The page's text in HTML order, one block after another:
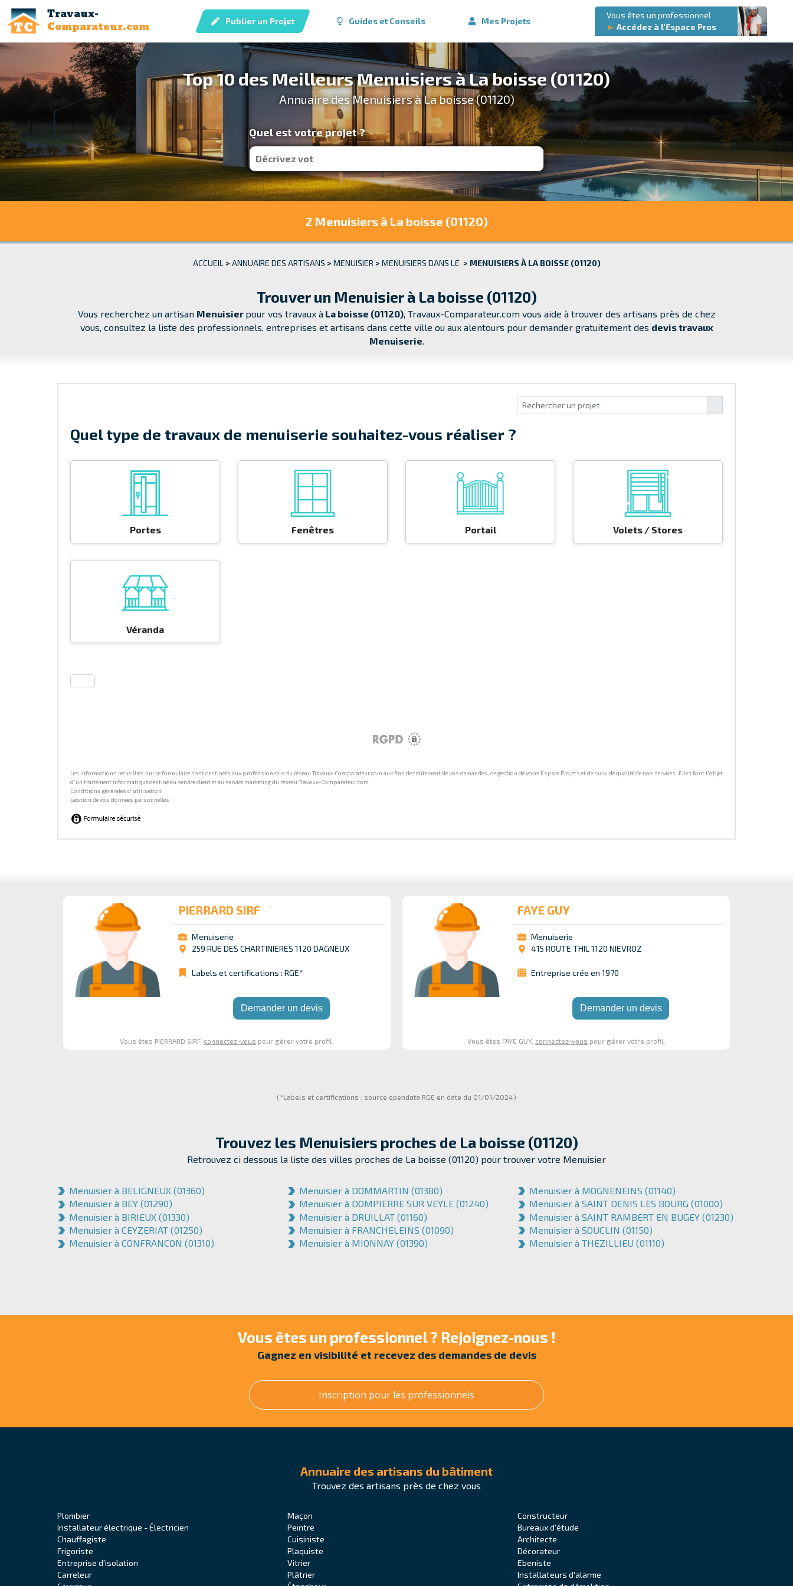
Travaux-
Comparateur.com Publier un Projet Guides et Conseils Mes Projets
Vous êtes un professionnel
➤ Accédez à l'Espace Pros
Top 10 des Meilleurs Menuisiers à La boisse (01120)
Annuaire des Menuisiers à La boisse (01120)
Quel est votre projet ?
2 Menuisiers à La boisse (01120)
ACCUEIL > ANNUAIRE DES ARTISANS > MENUISIER > MENUISIERS DANS LE > MENUISIERS À LA BOISSE (01120)
Trouver un Menuisier à La boisse (01120)
Vous recherchez un artisan Menuisier pour vos travaux àLa boisse (01120), Travaux-Comparateur.com vous aide à trouver des artisans près de chez
vous, consultez la liste des professionnels, entreprises et artisans dans cette ville ou aux alentours pour demander gratuitement des devis travaux
Menuiserie
PIERRARD SIRF
Menuiserie
259 RUE DES CHARTINIERES 1120 DAGNEUX
Labels et certifications : RGE*
Demander un devis
Vous êtes PIERRARD SIRF, connectez-vous pour gérer votre profil.
FAYE GUY
Menuiserie
415 ROUTE THIL 1120 NIEVROZ
Entreprise crée en 1970
Demander un devis
Vous êtes FAYE GUY, connectez-vous pour gérer votre profil.
(*Labels et certifications : source opendata RGE en date du 01/01/2024)
Trouvez les Menuisiers proches de La boisse (01120)
Retrouvez ci dessous la liste des villes proches de La boisse (01120) pour trouver votre Menuisier
Menuisier à BELIGNEUX (01360)
Menuisier à BEY (01290)
Menuisier à BIRIEUX (01330)
Menuisier à CEYZERIAT (01250)
Menuisier à CONFRANCON (01310)
Menuisier à DOMMARTIN (01380)
Menuisier à DOMPIERRE SUR VEYLE (01240)
Menuisier à DRUILLAT (01160)
Menuisier à FRANCHELEINS (01090)
Menuisier à MIONNAY (01390)
Menuisier à MOGNENEINS (01140)
Menuisier à SAINT DENIS LES BOURG (01000)
Menuisier à SAINT RAMBERT EN BUGEY (01230)
Menuisier à SOUCLIN (01150)
Menuisier à THEZILLIEU (01110)
Vous êtes un professionnel ? Rejoignez-nous !
Gagnez en visibilité et recevez des demandes de devis
Inscription pour les professionnels
Annuaire des artisans du bâtiment
Trouvez des artisans près de chez vous
Plombier
Installateur électrique - Électricien
Chauffagiste
Frigoriste
Entreprise d'isolation
Carreleur
Maçon
Peintre
Cuisiniste
Plaquiste
Vitrier
Plâtrier
Constructeur
Bureaux d'étude
Architecte
Décorateur
Ebeniste
Installateurs d'alarme